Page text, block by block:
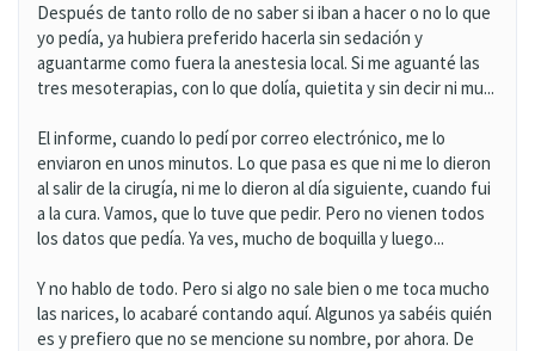
Después de tanto rollo de no saber si iban a hacer o no lo que
yo pedía, ya hubiera preferido hacerla sin sedación y
aguantarme como fuera la anestesia local. Si me aguanté las
tres mesoterapias, con lo que dolía, quietita y sin decir ni mu...
El informe, cuando lo pedí por correo electrónico, me lo
enviaron en unos minutos. Lo que pasa es que ni me lo dieron
al salir de la cirugía, ni me lo dieron al día siguiente, cuando fui
a la cura. Vamos, que lo tuve que pedir. Pero no vienen todos
los datos que pedía. Ya ves, mucho de boquilla y luego...
Y no hablo de todo. Pero si algo no sale bien o me toca mucho
las narices, lo acabaré contando aquí. Algunos ya sabéis quién
es y prefiero que no se mencione su nombre, por ahora. De